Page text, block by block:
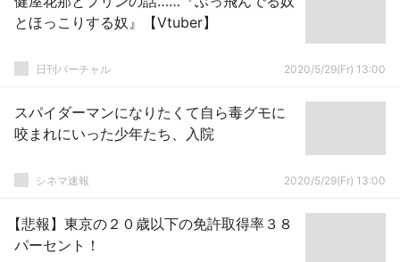
とほっこりする奴』【Vtuber】
日刊バーチャル 2020/5/29(Fr) 13:00
スパイダーマンになりたくて自ら毒グモに
咬まれにいった少年たち、入院
シネマ速報 2020/5/29(Fr) 13:00
【悲報】東京の２０歳以下の免許取得率３８
パーセント！